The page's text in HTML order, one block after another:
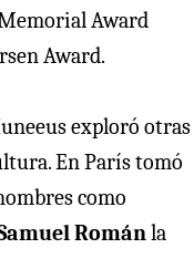
Award
Award.
exploró otras
En París tomó
como
Románla